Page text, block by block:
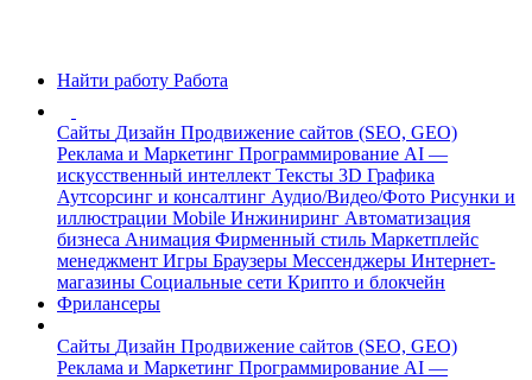
Найти работу Работа
Сайты Дизайн Продвижение сайтов (SEO, GEO)
Реклама и Маркетинг Программирование AI —
искусственный интеллект Тексты 3D Графика
Аутсорсинг и консалтинг Аудио/Видео/Фото Рисунки и
иллюстрации Mobile Инжиниринг Автоматизация
бизнеса Анимация Фирменный стиль Маркетплейс
менеджмент Игры Браузеры Мессенджеры Интернет-
магазины Социальные сети Крипто и блокчейн
Фрилансеры
Сайты Дизайн Продвижение сайтов (SEO, GEO)
Реклама и Маркетинг Программирование AI —